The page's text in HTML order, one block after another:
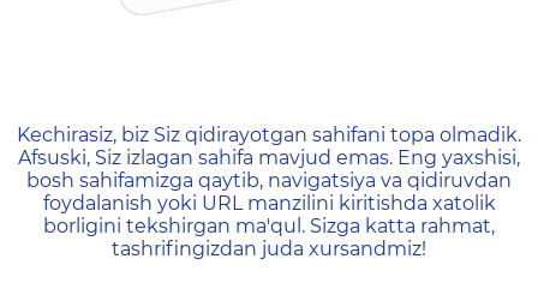
404 — Страница не
Kechirasiz, biz Siz qidirayotgan sahifani topa olmadik.
Afsuski, Siz izlagan sahifa mavjud emas. Eng yaxshisi,
bosh sahifamizga qaytib, navigatsiya va qidiruvdan
foydalanish yoki URL manzilini kiritishda xatolik
borligini tekshirgan ma'qul. Sizga katta rahmat,
tashrifingizdan juda xursandmiz!